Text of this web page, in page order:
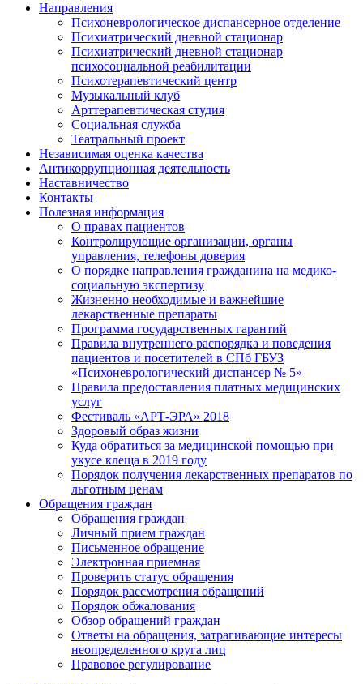
Направления
Психоневрологическое диспансерное отделение
Психиатрический дневной стационар
Психиатрический дневной стационар
психосоциальной реабилитации
Психотерапевтический центр
Музыкальный клуб
Арттерапевтическая студия
Социальная служба
Театральный проект
Независимая оценка качества
Антикоррупционная деятельность
Наставничество
Контакты
Полезная информация
О правах пациентов
Контролирующие организации, органы
управления, телефоны доверия
О порядке направления гражданина на медико-
социальную экспертизу
Жизненно необходимые и важнейшие
лекарственные препараты
Программа государственных гарантий
Правила внутреннего распорядка и поведения
пациентов и посетителей в СПб ГБУЗ
«Психоневрологический диспансер № 5»
Правила предоставления платных медицинских
услуг
Фестиваль «АРТ-ЭРА» 2018
Здоровый образ жизни
Куда обратиться за медицинской помощью при
укусе клеща в 2019 году
Порядок получения лекарственных препаратов по
льготным ценам
Обращения граждан
Обращения граждан
Личный прием граждан
Письменное обращение
Электронная приемная
Проверить статус обращения
Порядок рассмотрения обращений
Порядок обжалования
Обзор обращений граждан
Ответы на обращения, затрагивающие интересы
неопределенного круга лиц
Правовое регулирование